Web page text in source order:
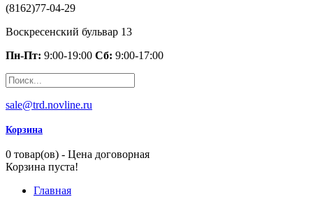
(8162)77-04-29
Воскресенский бульвар 13
Пн-Пт: 9:00-19:00 Сб: 9:00-17:00
sale@trd.novline.ru
Корзина
0 товар(ов) - Цена договорная
Корзина пуста!
Главная